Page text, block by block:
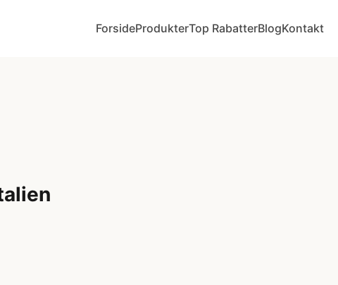
ForsideProdukterTop RabatterBlogKontakt